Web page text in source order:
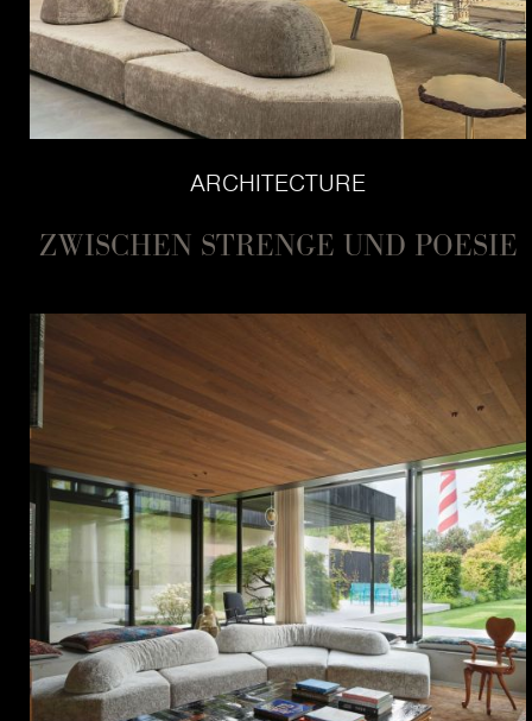
ARCHITECTURE
ZWISCHEN STRENGE UND POESIE